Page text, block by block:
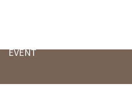
EVENT